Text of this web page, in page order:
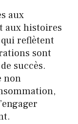
aux
aux histoires
qui reflètent
sont
succès.
non